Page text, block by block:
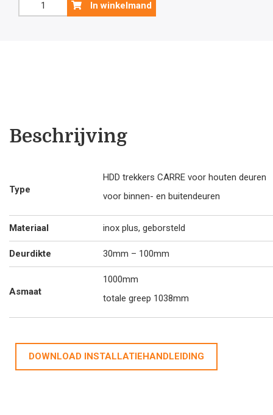
deurtrekkers
In winkelmand
Beschrijving
Type
HDD trekkers CARRE voor houten deuren
voor binnen- en buitendeuren
Materiaal inox plus, geborsteld
Deurdikte 30mm – 100mm
Asmaat
1000mm
totale greep 1038mm
DOWNLOAD INSTALLATIEHANDLEIDING